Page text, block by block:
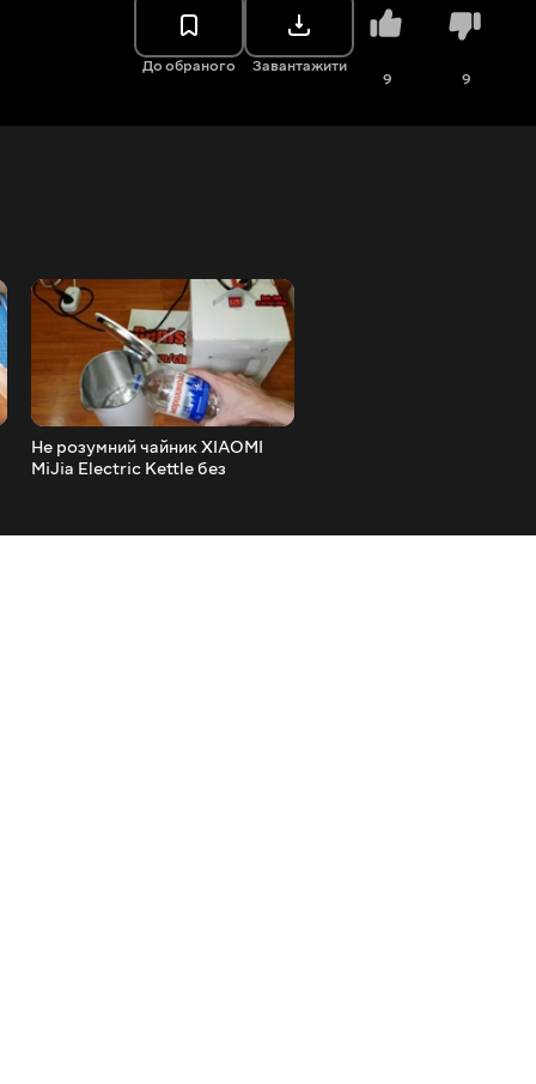
До обраного Завантажити
9 9
Не розумний чайник XIAOMI
MiJia Electric Kettle без